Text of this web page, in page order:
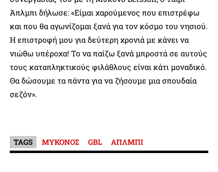
Άπλμπι δήλωσε: «Είμαι χαρούμενος που επιστρέφω
και που θα αγωνίζομαι ξανά για τον κόσμο του νησιού.
Η επιστροφή μου για δεύτερη χρονιά με κάνει να
νιώθω υπέροχα! Το να παίζω ξανά μπροστά σε αυτούς
τους καταπληκτικούς φιλάθλους είναι κάτι μοναδικό.
Θα δώσουμε τα πάντα για να ζήσουμε μια σπουδαία
σεζόν».
TAGS ΜΥΚΟΝΟΣ GBL ΑΠΛΜΠΙ